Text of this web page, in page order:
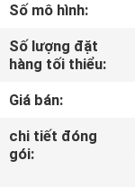
CHÚNG
TÔI
THAM
QUAN
Số mô hình:
Số lượng đặt
hàng tối thiểu:
Giá bán:
chi tiết đóng
gói: